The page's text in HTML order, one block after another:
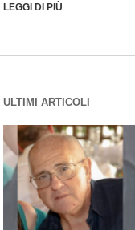
LEGGI DI PIÙ
ULTIMI ARTICOLI